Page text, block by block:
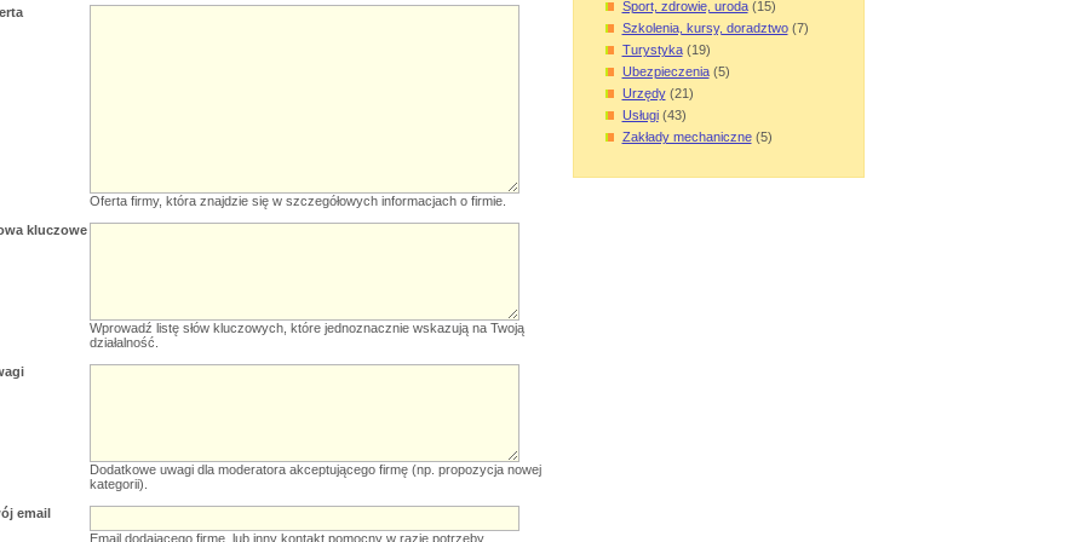
Oferta firmy, która znajdzie się w szczegółowych informacjach o firmie.
kluczowe
Wprowadź listę słów kluczowych, które jednoznacznie wskazują na Twoją
działalność.
Dodatkowe uwagi dla moderatora akceptującego firmę (np. propozycja nowej
kategorii).
email
Email dodającego firmę, lub inny kontakt pomocny w razie potrzeby.
Sport, zdrowie, uroda(15)
Szkolenia, kursy, doradztwo(7)
Turystyka(19)
Ubezpieczenia(5)
Urzędy(21)
Usługi(43)
Zakłady mechaniczne(5)